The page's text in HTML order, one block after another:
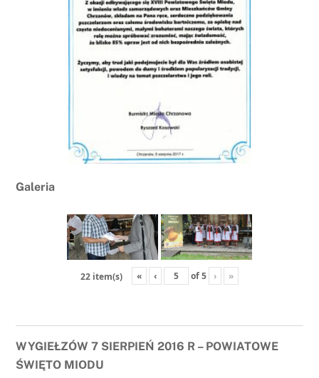
Galeria
22 item(s) « ‹ of5 › »
WYGIEŁZÓW 7 SIERPIEŃ 2016 R – POWIATOWE
ŚWIĘTO MIODU